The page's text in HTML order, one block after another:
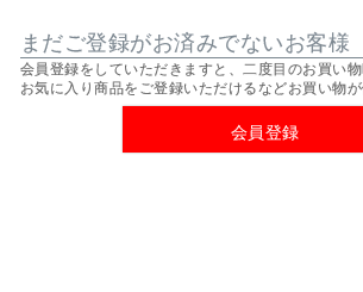
まだご登録がお済みでないお客様
会員登録をしていただきますと、二度目のお買い物
お気に入り商品をご登録いただけるなどお買い物が
会員登録